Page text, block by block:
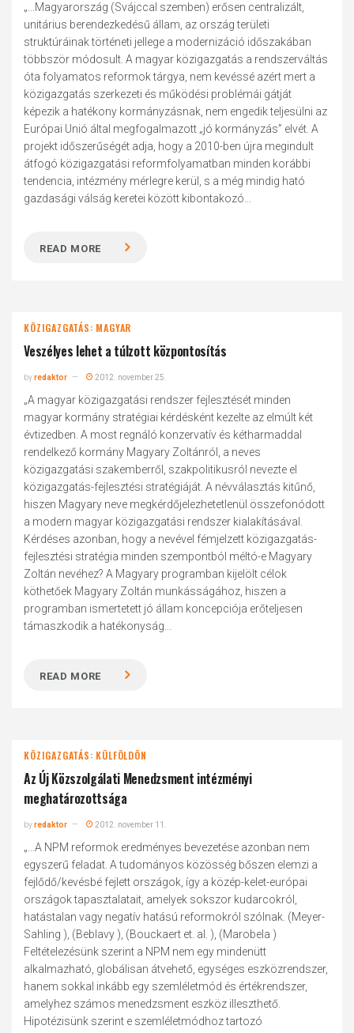
„...Magyarország (Svájccal szemben) erősen centralizált,
unitárius berendezkedésű állam, az ország területi
struktúráinak történeti jellege a modernizáció időszakában
többször módosult. A magyar közigazgatás a rendszerváltás
óta folyamatos reformok tárgya, nem kevéssé azért mert a
közigazgatás szerkezeti és működési problémái gátját
képezik a hatékony kormányzásnak, nem engedik teljesülni az
Európai Unió által megfogalmazott „jó kormányzás” elvét. A
projekt időszerűségét adja, hogy a 2010-ben újra megindult
átfogó közigazgatási reformfolyamatban minden korábbi
tendencia, intézmény mérlegre kerül, s a még mindig ható
gazdasági válság keretei között kibontakozó...
READ MORE
KÖZIGAZGATÁS: MAGYAR
Veszélyes lehet a túlzott központosítás
byredaktor 2012. november 25.
„A magyar közigazgatási rendszer fejlesztését minden
magyar kormány stratégiai kérdésként kezelte az elmúlt két
évtizedben. A most regnáló konzervatív és kétharmaddal
rendelkező kormány Magyary Zoltánról, a neves
közigazgatási szakemberről, szakpolitikusról nevezte el
közigazgatás-fejlesztési stratégiáját. A névválasztás kitűnő,
hiszen Magyary neve megkérdőjelezhetetlenül összefonódott
a modern magyar közigazgatási rendszer kialakításával.
Kérdéses azonban, hogy a nevével fémjelzett közigazgatás-
fejlesztési stratégia minden szempontból méltó-e Magyary
Zoltán nevéhez? A Magyary programban kijelölt célok
köthetőek Magyary Zoltán munkásságához, hiszen a
programban ismertetett jó állam koncepciója erőteljesen
támaszkodik a hatékonyság...
READ MORE
KÖZIGAZGATÁS: KÜLFÖLDÖN
Az Új Közszolgálati Menedzsment intézményi
meghatározottsága
byredaktor 2012. november 11.
„...A NPM reformok eredményes bevezetése azonban nem
egyszerű feladat. A tudományos közösség bőszen elemzi a
fejlődő/kevésbé fejlett országok, így a közép-kelet-európai
országok tapasztalatait, amelyek sokszor kudarcokról,
hatástalan vagy negatív hatású reformokról szólnak. (Meyer-
Sahling ), (Beblavy ), (Bouckaert et. al. ), (Marobela )
Feltételezésünk szerint a NPM nem egy mindenütt
alkalmazható, globálisan átvehető, egységes eszközrendszer,
hanem sokkal inkább egy szemléletmód és értékrendszer,
amelyhez számos menedzsment eszköz illeszthető.
Hipotézisünk szerint e szemléletmódhoz tartozó